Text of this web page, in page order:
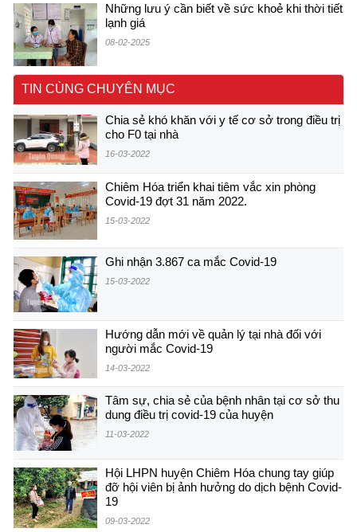
Những lưu ý cần biết về sức khoẻ khi thời tiết
lạnh giá
08-02-2025
TIN CÙNG CHUYÊN MỤC
Chia sẻ khó khăn với y tế cơ sở trong điều trị
cho F0 tại nhà
16-03-2022
Chiêm Hóa triển khai tiêm vắc xin phòng
Covid-19 đợt 31 năm 2022.
15-03-2022
Ghi nhận 3.867 ca mắc Covid-19
15-03-2022
Hướng dẫn mới về quản lý tại nhà đối với
người mắc Covid-19
14-03-2022
Tâm sự, chia sẻ của bệnh nhân tại cơ sở thu
dung điều trị covid-19 của huyện
11-03-2022
Hội LHPN huyện Chiêm Hóa chung tay giúp
đỡ hội viên bị ảnh hưởng do dịch bệnh Covid-
19
09-03-2022